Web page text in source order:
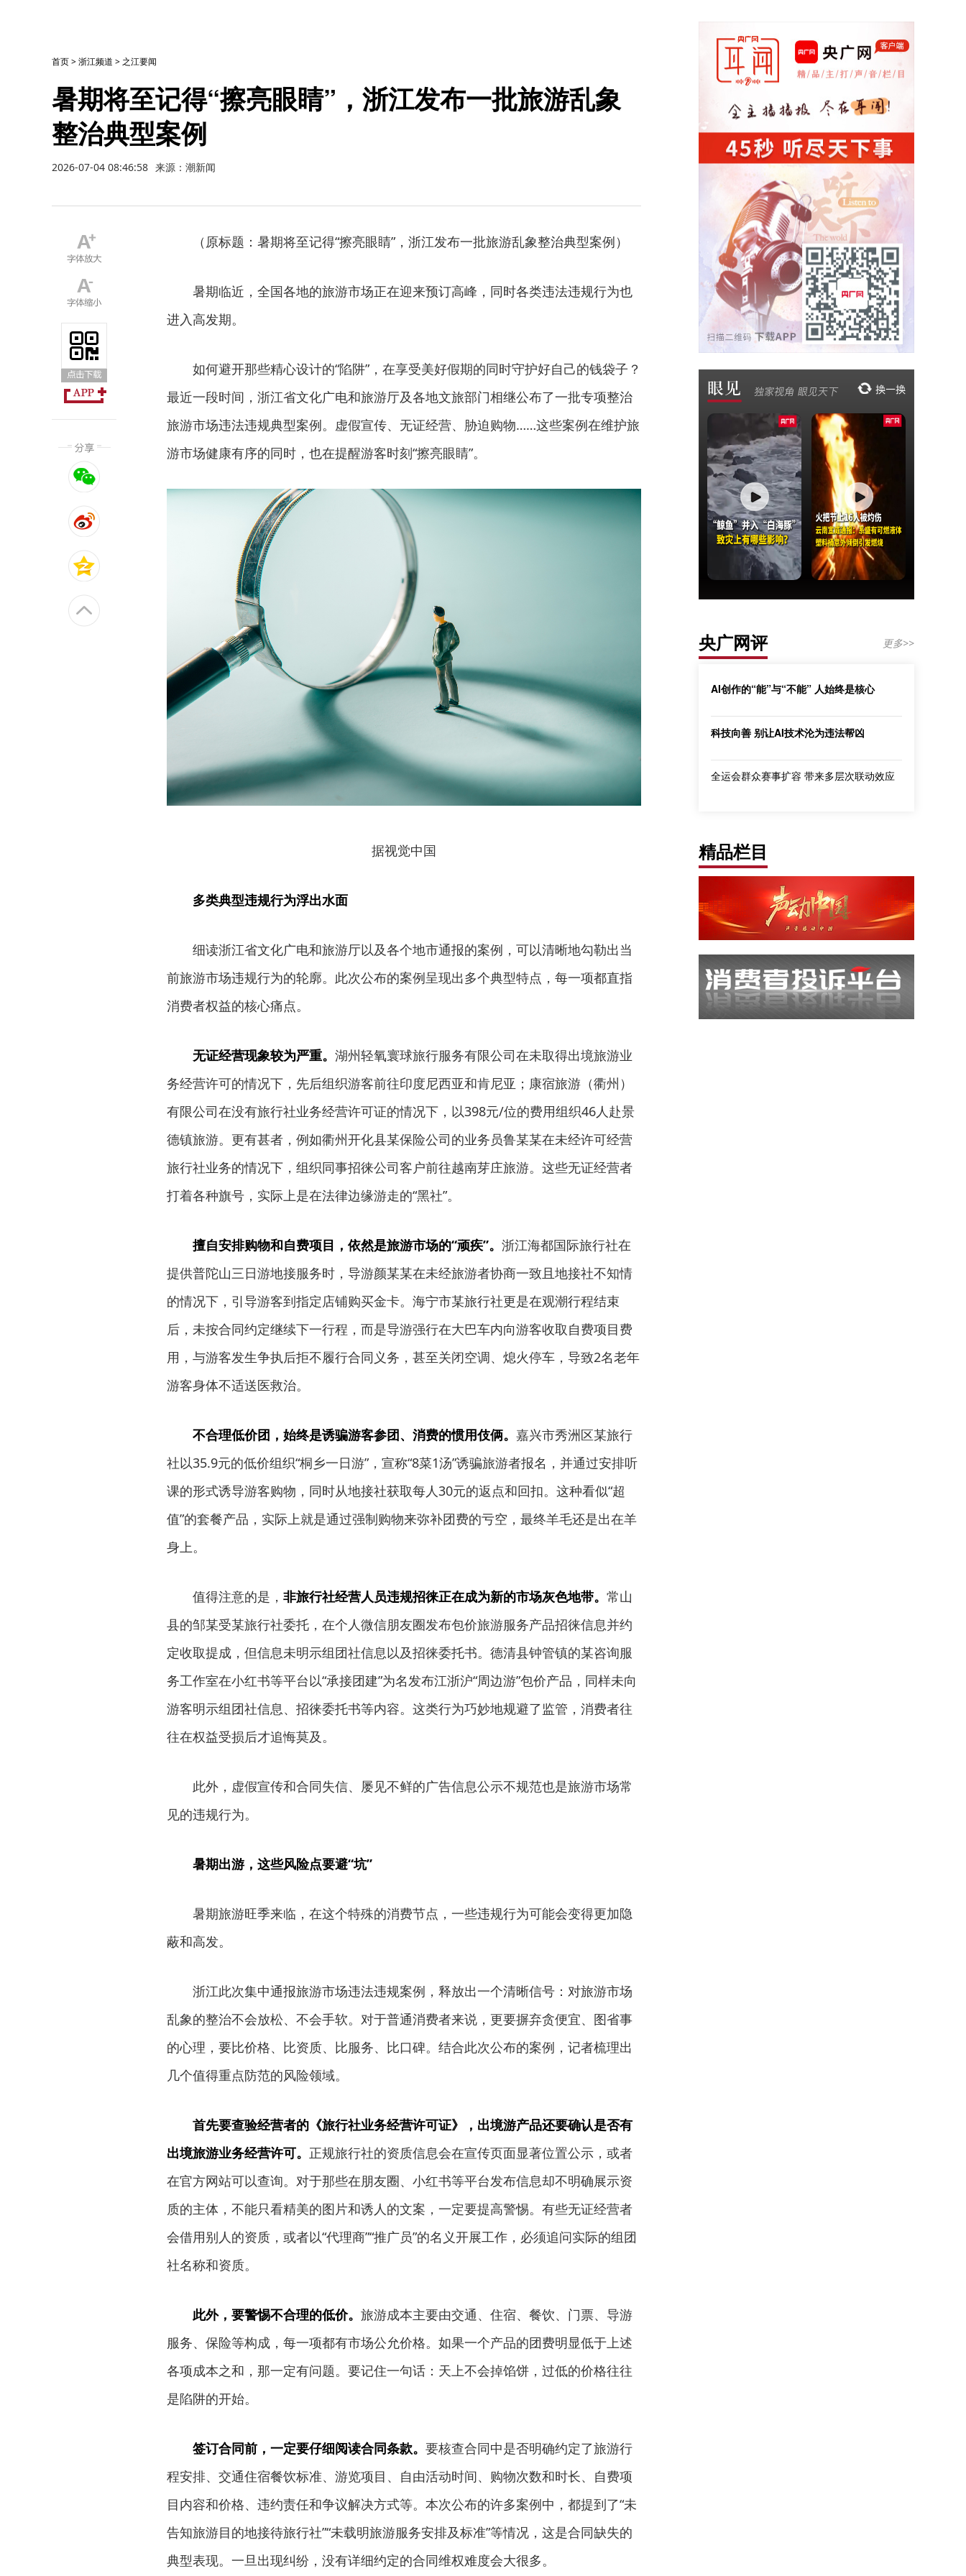
首页>浙江频道 > 之江要闻
暑期将至记得“擦亮眼睛”，浙江发布一批旅游乱象
整治典型案例
2026-07-04 08:46:58 来源：潮新闻
（原标题：暑期将至记得“擦亮眼睛”，浙江发布一批旅游乱象整治典型案例）
暑期临近，全国各地的旅游市场正在迎来预订高峰，同时各类违法违规行为也
进入高发期。
如何避开那些精心设计的“陷阱”，在享受美好假期的同时守护好自己的钱袋子？
最近一段时间，浙江省文化广电和旅游厅及各地文旅部门相继公布了一批专项整治
旅游市场违法违规典型案例。虚假宣传、无证经营、胁迫购物……这些案例在维护旅
游市场健康有序的同时，也在提醒游客时刻“擦亮眼睛”。
据视觉中国
多类典型违规行为浮出水面
细读浙江省文化广电和旅游厅以及各个地市通报的案例，可以清晰地勾勒出当
前旅游市场违规行为的轮廓。此次公布的案例呈现出多个典型特点，每一项都直指
消费者权益的核心痛点。
无证经营现象较为严重。 湖州轻氧寰球旅行服务有限公司在未取得出境旅游业
务经营许可的情况下，先后组织游客前往印度尼西亚和肯尼亚；康宿旅游（衢州）
有限公司在没有旅行社业务经营许可证的情况下，以398元/位的费用组织46人赴景
德镇旅游。更有甚者，例如衢州开化县某保险公司的业务员鲁某某在未经许可经营
旅行社业务的情况下，组织同事招徕公司客户前往越南芽庄旅游。这些无证经营者
打着各种旗号，实际上是在法律边缘游走的“黑社”。
擅自安排购物和自费项目，依然是旅游市场的“顽疾”。 浙江海都国际旅行社在
提供普陀山三日游地接服务时，导游颜某某在未经旅游者协商一致且地接社不知情
的情况下，引导游客到指定店铺购买金卡。海宁市某旅行社更是在观潮行程结束
后，未按合同约定继续下一行程，而是导游强行在大巴车内向游客收取自费项目费
用，与游客发生争执后拒不履行合同义务，甚至关闭空调、熄火停车，导致2名老年
游客身体不适送医救治。
不合理低价团，始终是诱骗游客参团、消费的惯用伎俩。 嘉兴市秀洲区某旅行
社以35.9元的低价组织“桐乡一日游”，宣称“8菜1汤”诱骗旅游者报名，并通过安排听
课的形式诱导游客购物，同时从地接社获取每人30元的返点和回扣。这种看似“超
值”的套餐产品，实际上就是通过强制购物来弥补团费的亏空，最终羊毛还是出在羊
身上。
值得注意的是， 非旅行社经营人员违规招徕正在成为新的市场灰色地带。 常山
县的邹某受某旅行社委托，在个人微信朋友圈发布包价旅游服务产品招徕信息并约
定收取提成，但信息未明示组团社信息以及招徕委托书。德清县钟管镇的某咨询服
务工作室在小红书等平台以“承接团建”为名发布江浙沪“周边游”包价产品，同样未向
游客明示组团社信息、招徕委托书等内容。这类行为巧妙地规避了监管，消费者往
往在权益受损后才追悔莫及。
此外，虚假宣传和合同失信、屡见不鲜的广告信息公示不规范也是旅游市场常
见的违规行为。
暑期出游，这些风险点要避“坑”
暑期旅游旺季来临，在这个特殊的消费节点，一些违规行为可能会变得更加隐
蔽和高发。
浙江此次集中通报旅游市场违法违规案例，释放出一个清晰信号：对旅游市场
乱象的整治不会放松、不会手软。对于普通消费者来说，更要摒弃贪便宜、图省事
的心理，要比价格、比资质、比服务、比口碑。结合此次公布的案例，记者梳理出
几个值得重点防范的风险领域。
首先要查验经营者的《旅行社业务经营许可证》，出境游产品还要确认是否有
出境旅游业务经营许可。 正规旅行社的资质信息会在宣传页面显著位置公示，或者
在官方网站可以查询。对于那些在朋友圈、小红书等平台发布信息却不明确展示资
质的主体，不能只看精美的图片和诱人的文案，一定要提高警惕。有些无证经营者
会借用别人的资质，或者以“代理商”“推广员”的名义开展工作，必须追问实际的组团
社名称和资质。
此外，要警惕不合理的低价。 旅游成本主要由交通、住宿、餐饮、门票、导游
服务、保险等构成，每一项都有市场公允价格。如果一个产品的团费明显低于上述
各项成本之和，那一定有问题。要记住一句话：天上不会掉馅饼，过低的价格往往
是陷阱的开始。
签订合同前，一定要仔细阅读合同条款。 要核查合同中是否明确约定了旅游行
程安排、交通住宿餐饮标准、游览项目、自由活动时间、购物次数和时长、自费项
目内容和价格、违约责任和争议解决方式等。本次公布的许多案例中，都提到了“未
告知旅游目的地接待旅行社”“未载明旅游服务安排及标准”等情况，这是合同缺失的
典型表现。一旦出现纠纷，没有详细约定的合同维权难度会大很多。
央广网评 更多>>
AI创作的“能”与“不能” 人始终是核心
科技向善 别让AI技术沦为违法帮凶
全运会群众赛事扩容 带来多层次联动效应
精品栏目